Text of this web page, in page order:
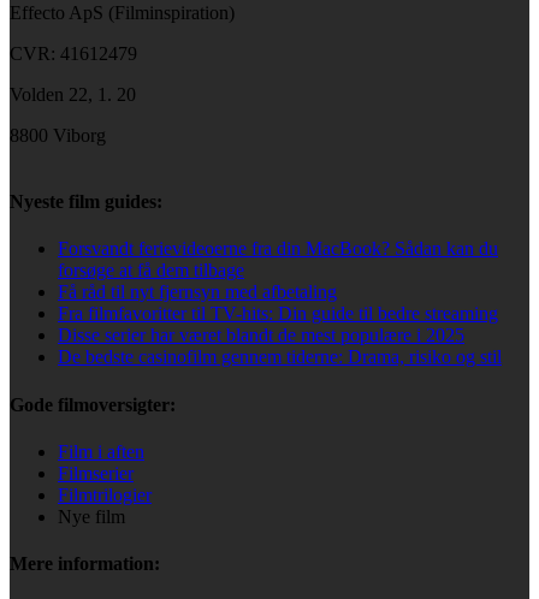
Effecto ApS (Filminspiration)
CVR: 41612479
Volden 22, 1. 20
8800 Viborg
Nyeste film guides:
Forsvandt ferievideoerne fra din MacBook? Sådan kan du
forsøge at få dem tilbage
Få råd til nyt fjernsyn med afbetaling
Fra filmfavoritter til TV-hits: Din guide til bedre streaming
Disse serier har været blandt de mest populære i 2025
De bedste casinofilm gennem tiderne: Drama, risiko og stil
Gode filmoversigter:
Film i aften
Filmserier
Filmtrilogier
Nye film
Mere information: